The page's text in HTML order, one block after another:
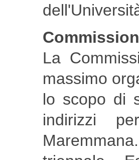
La
massimo
lo scopo di
indirizzi